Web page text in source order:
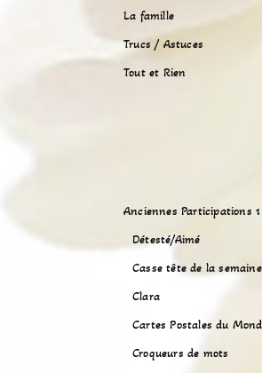
La famille
Trucs / Astuces
Tout et Rien
Anciennes Participations 1
Détesté/Aimé
Casse tête de la semaine
Clara
Cartes Postales du
Croqueurs de mots